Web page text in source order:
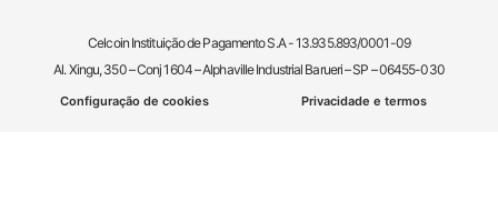
Celcoin Instituição de Pagamento S.A - 13.935.893/0001-09
Al. Xingu, 350 – Conj 1604 – Alphaville Industrial Barueri – SP – 06455-030
Configuração de cookies Privacidade e termos